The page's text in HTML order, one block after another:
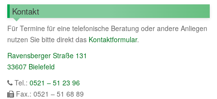
Kontakt
Für Termine für eine telefonische Beratung oder andere Anliegen
nutzen Sie bitte direkt das Kontaktformular.
Ravensberger Straße 131
33607 Bielefeld
Tel.: 0521 – 51 23 96
Fax.: 0521 – 51 68 89